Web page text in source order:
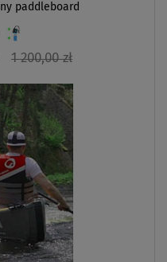
paddleboard
1 200,00 zł